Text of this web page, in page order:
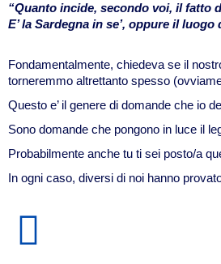
“Quanto incide, secondo voi, il fatto
E’ la Sardegna in se’, oppure il
Fondamentalmente, chiedeva se il
torneremmo altrettanto spesso
Questo e’ il genere di domande che io
Sono domande che pongono in luce il
Probabilmente anche tu ti sei posto/a
In ogni caso, diversi di noi hanno